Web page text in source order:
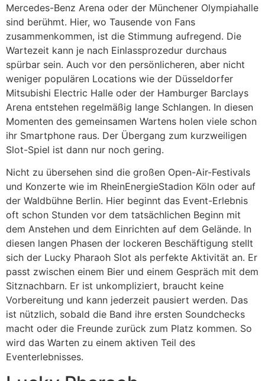
Mercedes-Benz Arena oder der Münchener Olympiahalle
sind berühmt. Hier, wo Tausende von Fans
zusammenkommen, ist die Stimmung aufregend. Die
Wartezeit kann je nach Einlassprozedur durchaus
spürbar sein. Auch vor den persönlicheren, aber nicht
weniger populären Locations wie der Düsseldorfer
Mitsubishi Electric Halle oder der Hamburger Barclays
Arena entstehen regelmäßig lange Schlangen. In diesen
Momenten des gemeinsamen Wartens holen viele schon
ihr Smartphone raus. Der Übergang zum kurzweiligen
Slot-Spiel ist dann nur noch gering.
Nicht zu übersehen sind die großen Open-Air-Festivals
und Konzerte wie im RheinEnergieStadion Köln oder auf
der Waldbühne Berlin. Hier beginnt das Event-Erlebnis
oft schon Stunden vor dem tatsächlichen Beginn mit
dem Anstehen und dem Einrichten auf dem Gelände. In
diesen langen Phasen der lockeren Beschäftigung stellt
sich der Lucky Pharaoh Slot als perfekte Aktivität an. Er
passt zwischen einem Bier und einem Gespräch mit dem
Sitznachbarn. Er ist unkompliziert, braucht keine
Vorbereitung und kann jederzeit pausiert werden. Das
ist nützlich, sobald die Band ihre ersten Soundchecks
macht oder die Freunde zurück zum Platz kommen. So
wird das Warten zu einem aktiven Teil des
Eventerlebnisses.